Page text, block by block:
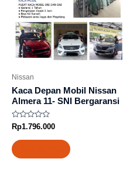
Nissan
Kaca Depan Mobil Nissan
Almera 11- SNI Bergaransi
Rated
0
out
of
5
Rp1.796.000